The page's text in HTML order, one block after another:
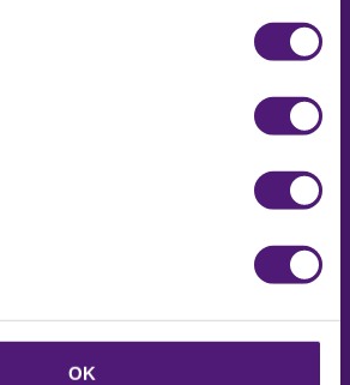
OK
Vastuullisuus
Ympäristöohjelma